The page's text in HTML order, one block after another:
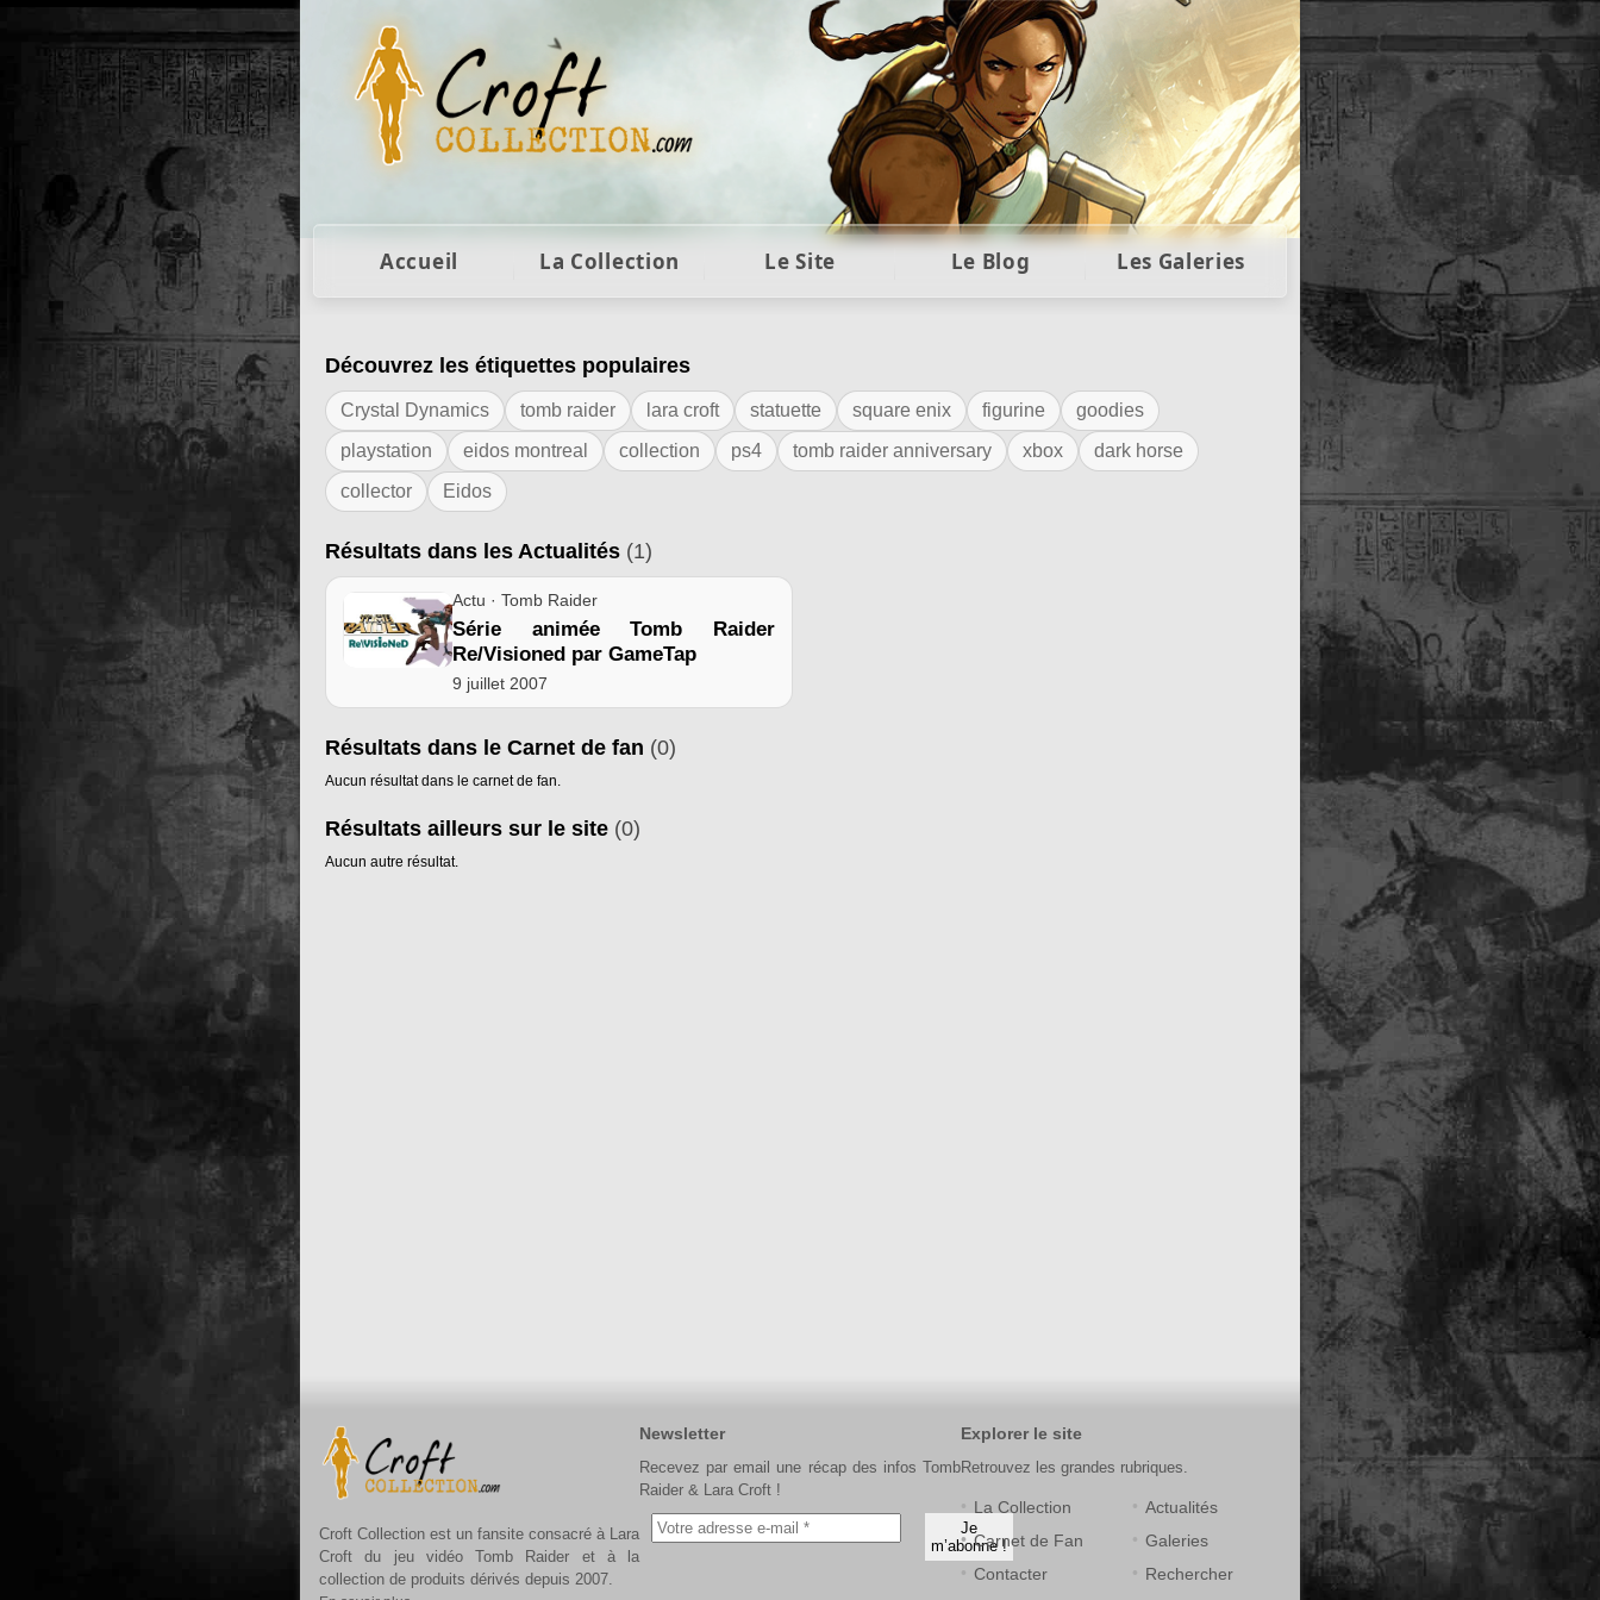
Figurines Lara Croft et collection Tomb Raider : statues, objets et collectors
Accueil La Collection Le Site Le Blog Les Galeries
Résultats de l'étiquette "peter chung"
Découvrez les étiquettes populaires
Crystal Dynamics tomb raider lara croft statuette square enix figurine
goodies
playstation
eidos montreal collection ps4 tomb raider anniversary xbox
dark horse
collector
Eidos
Résultats dans les Actualités (1)
Actu · Tomb Raider
Série animée Tomb Raider
Re/Visioned par GameTap
9 juillet 2007
Résultats dans le Carnet de fan (0)
Aucun résultat dans le carnet de fan.
Résultats ailleurs sur le site (0)
Aucun autre résultat.
Croft Collection est un fansite consacré à Lara
Croft du jeu vidéo Tomb Raider et à la
collection de produits dérivés depuis 2007.
Newsletter
Recevez par email une récap des infos Tomb
Raider & Lara Croft !
Explorer le site
Retrouvez les grandes rubriques.
La Collection
Actualités
Carnet de Fan
Galeries
Contacter
Rechercher